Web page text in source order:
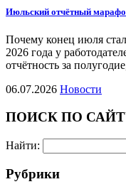
Июльский отчётный
Почему конец июля
2026 года у
отчётность за
06.07.2026 Новости
ПОИСК ПО
Найти:
Рубрики